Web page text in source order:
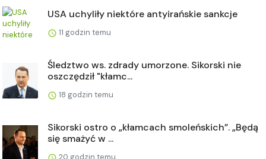
USA uchyliły niektóre antyirańskie sankcje
11 godzin temu
Śledztwo ws. zdrady umorzone. Sikorski nie
oszczędził "kłamc...
18 godzin temu
Sikorski ostro o „kłamcach smoleńskich”. „Będą
się smażyć w ...
20 godzin temu